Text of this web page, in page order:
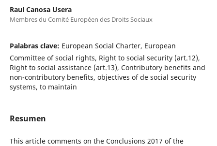
Raul Canosa Usera
Membres du Comité Européen des Droits Sociaux
Palabras clave: European Social Charter, European
Committee of social rights, Right to social security (art.12),
Right to social assistance (art.13), Contributory benefits and
non-contributory benefits, objectives of de social security
systems, to maintain
Resumen
This article comments on the Conclusions 2017 of the